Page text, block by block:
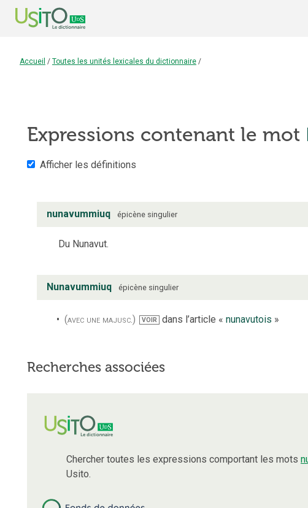
Accueil / Toutes les unités lexicales du dictionnaire /
Expressions contenant le mot
Afficher les définitions
nunavummiuq épicène singulier
Du Nunavut.
Nunavummiuq épicène singulier
(avec une majusc.) VOIR dans l’article « nunavutois »
Recherches associées
Chercher toutes les expressions comportant les mots
Usito.